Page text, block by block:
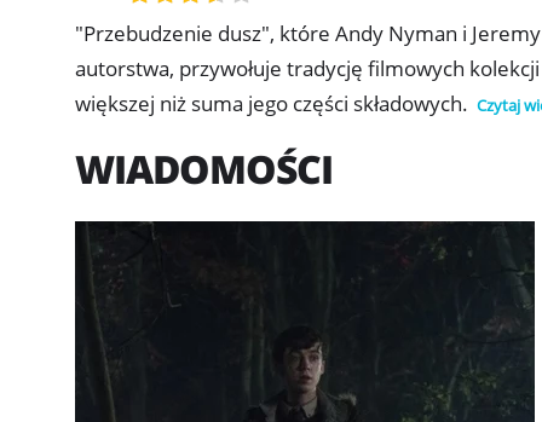
"Przebudzenie dusz", które Andy Nyman i
autorstwa, przywołuje tradycję filmowych
większej niż suma jego części składowych. Czytaj
WIADOMOŚCI